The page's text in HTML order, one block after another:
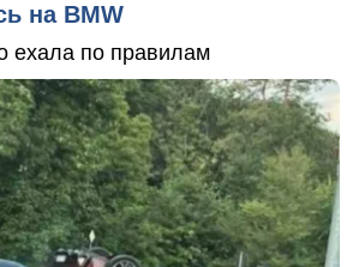
на BMW
ехала по правилам